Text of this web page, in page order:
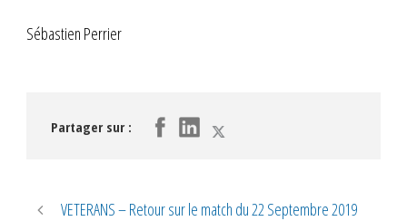
Sébastien Perrier
Partager sur :
VETERANS – Retour sur le match du 22 Septembre 2019